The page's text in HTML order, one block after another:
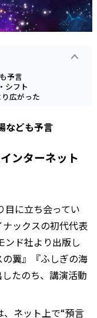
予言
シフト
広がった
なども予言
ンターネット
目に立ち会ってい
ックスの初代代表
ンド社より出版し
翼』『ふしぎの海
たのち、講演活動
ネット上で“預言